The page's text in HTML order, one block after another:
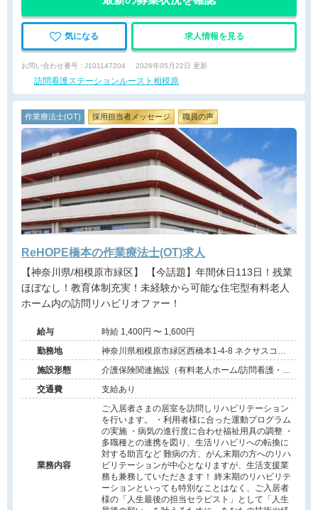
気になる 求人情報を見る
お問い合わせ番号 : J101147204 2026年05月22日 更新
訪問看護ステーションルースト相模原
作業療法士(OT) 採用担当者メッセージ 職員の声
ReHOPE橋本の作業療法士(OT)求人
【神奈川県/相模原市緑区】 【今話題】年間休日113日！残業
ほぼなし！教育体制充実！未経験から可能な住宅型有料老人
ホーム内の訪問リハビリオファー！
給与
時給 1,400円 〜 1,600円
勤務地
神奈川県相模原市緑区西橋本1-4-8 ネクサスコー
ト橋本3階
施設形態
介護保険関連施設（有料老人ホーム/訪問看護・リ
ハ）
交通費 支給あり
業務内容
ご入居者さまの居室を訪問しリハビリテーション
を行います。 ・利用者様に合った運動プログラム
の実施 ・病気の進行度に合わせ福祉用具の調整 ・
多職種との連携を図り、生活リハビリへの転換に
対する助言など 難病の方、がん末期の方へのリハ
ビリテーションが中心となりますが、生活支援業
務も兼務していただきます！ 終末期のリハビリテ
ーションといっても特別なことはなく、ご入居者
様の「人生最後の担当セラピスト」として「人生